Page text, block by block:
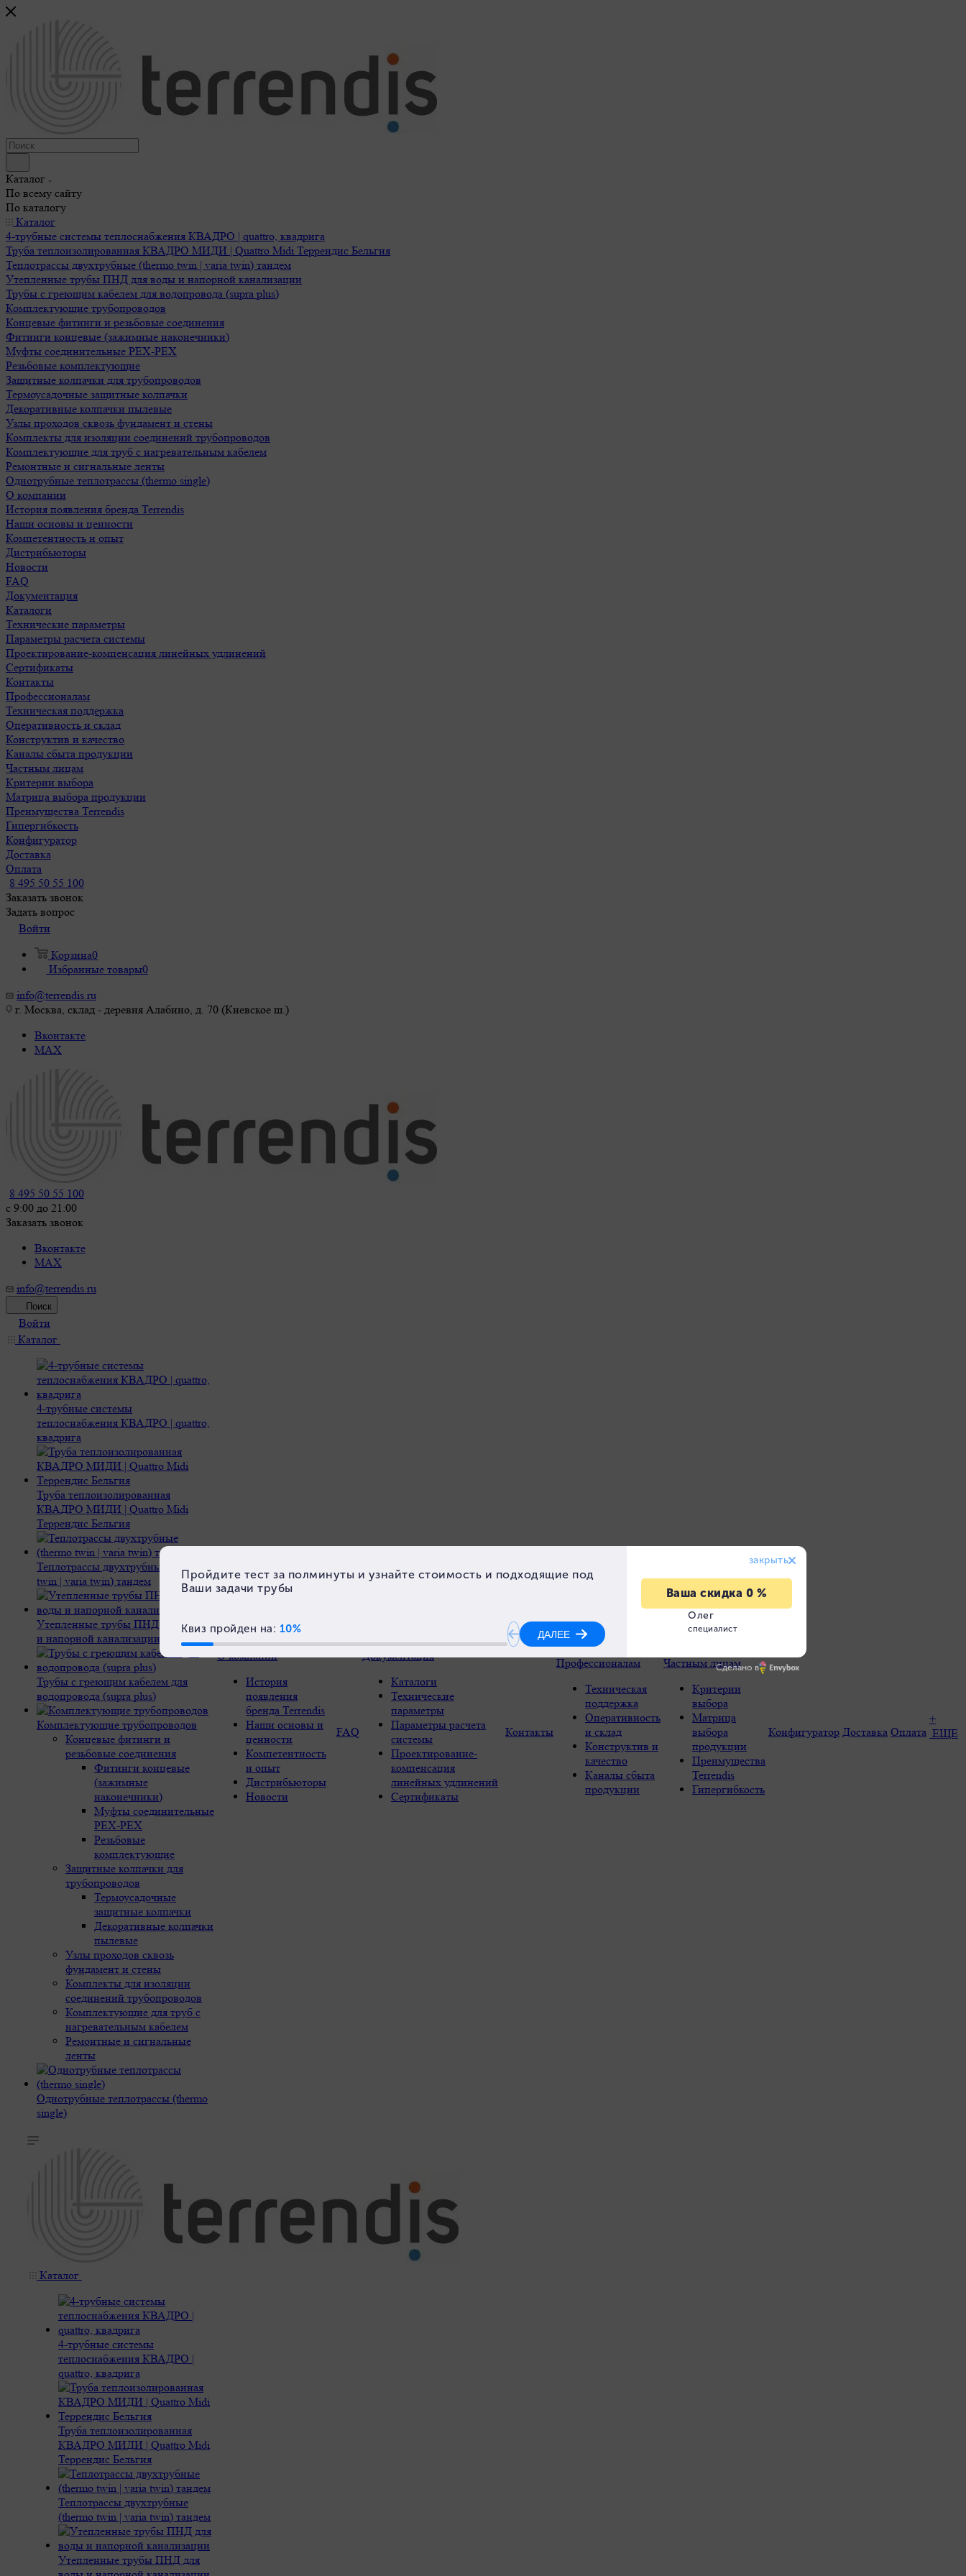
Каталог
По всему сайту
По каталогу
Каталог
4-трубные системы теплоснабжения КВАДРО | quattro, квадрига
Труба теплоизолированная КВАДРО МИДИ | Quattro Midi Террендис Бельгия
Теплотрассы двухтрубные (thermo twin | varia twin) тандем
Утепленные трубы ПНД для воды и напорной канализации
Трубы с греющим кабелем для водопровода (supra plus)
Комплектующие трубопроводов
Концевые фитинги и резьбовые соединения
Фитинги концевые (зажимные наконечники)
Муфты соединительные РЕХ-PEX
Резьбовые комплектующие
Защитные колпачки для трубопроводов
Термоусадочные защитные колпачки
Декоративные колпачки пылевые
Узлы проходов сквозь фундамент и стены
Комплекты для изоляции соединений трубопроводов
Комплектующие для труб с нагревательным кабелем
Ремонтные и сигнальные ленты
Однотрубные теплотрассы (thermo single)
О компании
История появления бренда Terrendis
Наши основы и ценности
Компетентность и опыт
Дистрибьюторы
Новости
FAQ
Документация
Каталоги
Технические параметры
Параметры расчета системы
Проектирование-компенсация линейных удлинений
Сертификаты
Контакты
Профессионалам
Техническая поддержка
Оперативность и склад
Конструктив и качество
Каналы сбыта продукции
Частным лицам
Критерии выбора
Матрица выбора продукции
Преимущества Terrendis
Гипергибкость
Конфигуратор
Доставка
Оплата
8 495 50 55 100
Заказать звонок
Задать вопрос
Войти
Корзина0
Избранные товары0
info@terrendis.ru
г. Москва, склад - деревня Алабино, д. 70 (Киевское ш.)
Вконтакте
MAX
8 495 50 55 100
c 9:00 до 21:00
Заказать звонок
Вконтакте
MAX
info@terrendis.ru
Поиск
Войти
Каталог
4-трубные системы
теплоснабжения КВАДРО | quattro,
квадрига
Труба теплоизолированная
КВАДРО МИДИ | Quattro Midi
Террендис Бельгия
Теплотрассы двухтрубные (thermo
twin | varia twin) тандем
Утепленные трубы ПНД для воды
и напорной канализации
Трубы с греющим кабелем для
водопровода (supra plus)
Комплектующие трубопроводов
Концевые фитинги и
резьбовые соединения
Фитинги концевые
(зажимные
наконечники)
Муфты соединительные
РЕХ-PEX
Резьбовые
комплектующие
Защитные колпачки для
трубопроводов
Термоусадочные
защитные колпачки
Декоративные колпачки
пылевые
Узлы проходов сквозь
фундамент и стены
Комплекты для изоляции
соединений трубопроводов
Комплектующие для труб с
нагревательным кабелем
Ремонтные и сигнальные
ленты
Однотрубные теплотрассы (thermo
single)
О компании
История
появления
бренда Terrendis
Наши основы и
ценности
Компетентность
и опыт
Дистрибьюторы
Новости
FAQ
Документация
Каталоги
Технические
параметры
Параметры расчета
системы
Проектирование-
компенсация
линейных удлинений
Сертификаты
Контакты
Профессионалам
Техническая
поддержка
Оперативность
и склад
Конструктив и
качество
Каналы сбыта
продукции
Частным лицам
Критерии
выбора
Матрица
выбора
продукции
Преимущества
Terrendis
Гипергибкость
Конфигуратор Доставка Оплата
+
ЕЩЕ
Каталог
4-трубные системы
теплоснабжения КВАДРО |
quattro, квадрига
Труба теплоизолированная
КВАДРО МИДИ | Quattro Midi
Террендис Бельгия
Теплотрассы двухтрубные
(thermo twin | varia twin) тандем
Утепленные трубы ПНД для
Сделано в